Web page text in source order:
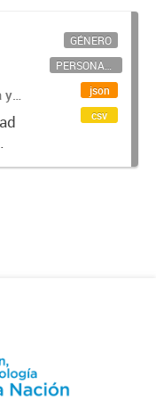
y
GÉNERO
PERSONAL CIENTÍFICO-TECNOLÓGICO
json
csv